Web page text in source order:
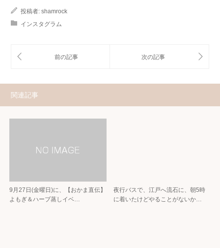
投稿者: shamrock
インスタグラム
関連記事
9月27日(金曜日)に、【おかま直伝】
よもぎ＆ハーブ蒸しイベ…
夜行バスで、江戸へ流石に、朝5時
に着いたけどやることがないか…